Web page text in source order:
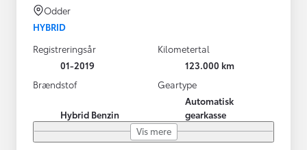
Odder
HYBRID
Registreringsår
01-2019
Kilometertal
123.000 km
Brændstof
Hybrid Benzin
Geartype
Automatisk
gearkasse
Vis mere